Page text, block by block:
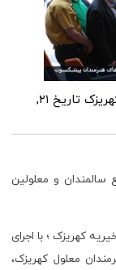
تاریخ ۲۱,
و معلولین
خیریه کهریزک ؛ با اجرای
معلول کهریزک،